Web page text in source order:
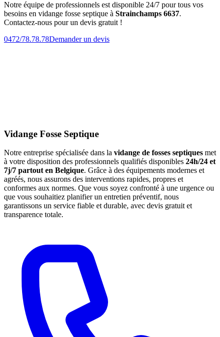
Notre équipe de professionnels est disponible 24/7 pour tous vos
besoins en vidange fosse septique à Strainchamps 6637.
Contactez-nous pour un devis gratuit !
0472/78.78.78Demander un devis
Vidange Fosse Septique
Notre entreprise spécialisée dans la vidange de fosses septiques met
à votre disposition des professionnels qualifiés disponibles 24h/24 et
7j/7 partout en Belgique. Grâce à des équipements modernes et
agréés, nous assurons des interventions rapides, propres et
conformes aux normes. Que vous soyez confronté à une urgence ou
que vous souhaitiez planifier un entretien préventif, nous
garantissons un service fiable et durable, avec devis gratuit et
transparence totale.